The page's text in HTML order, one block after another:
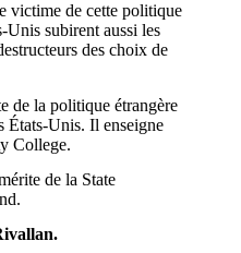
victime de cette politique
Unis subirent aussi les
des choix de
de la politique étrangère
États-Unis. Il enseigne
College.
de la State